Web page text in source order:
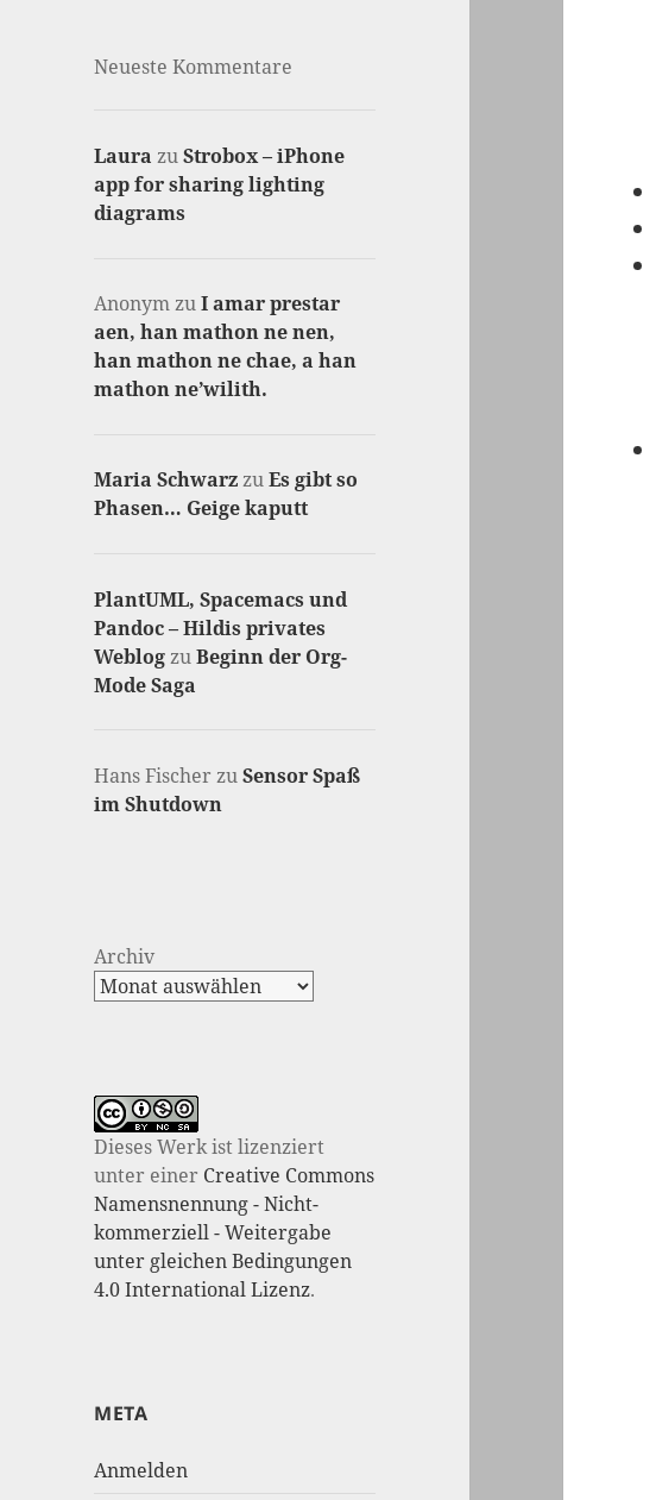
Neueste Kommentare
Laura zuStrobox – iPhone
app for sharing lighting
diagrams
AnonymzuI amar prestar
aen, han mathon ne nen,
han mathon ne chae, a han
mathon ne’wilith.
Maria SchwarzzuEs gibt so
Phasen… Geige kaputt
PlantUML, Spacemacs und
Pandoc – Hildis privates
WeblogzuBeginn der Org-
Mode Saga
Hans Fischer zuSensor Spaß
im Shutdown
Archiv
Dieses Werk ist lizenziert
unter einer Creative Commons
Namensnennung - Nicht-
kommerziell - Weitergabe
unter gleichen Bedingungen
4.0 International Lizenz.
META
Anmelden